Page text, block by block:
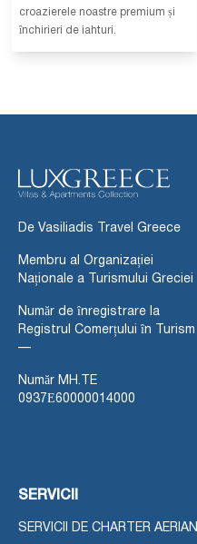
croazierele noastre premium și
închirieri de iahturi.
De Vasiliadis Travel Greece
Membru al Organizației
Naționale a Turismului Greciei
Număr de înregistrare la
Registrul Comerțului în Turism
—
Număr MH.TE
0937Ε60000014000
SERVICII
SERVICII DE CHARTER AERIAN